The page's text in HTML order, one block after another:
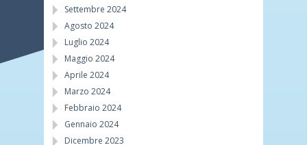
Settembre 2024
Agosto 2024
Luglio 2024
Maggio 2024
Aprile 2024
Marzo 2024
Febbraio 2024
Gennaio 2024
Dicembre 2023